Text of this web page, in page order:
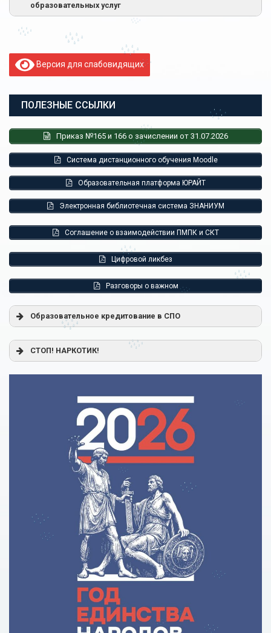
Режим учебных занятий
образовательных услуг
Версия для слабовидящих
ПОЛЕЗНЫЕ ССЫЛКИ
Приказ №165 и 166 о зачислении от 31.07.2026
Система дистанционного обучения Moodle
Образовательная платформа ЮРАЙТ
Электронная библиотечная система ЗНАНИУМ
Соглашение о взаимодействии ПМПК и СКТ
Цифровой ликбез
Разговоры о важном
Образовательное кредитование в СПО
Постановление Правительства РФ от 17.11.2025 г. № 1824
«О государственной поддержке образовательного
кредитования»
р
Образовательное кредитование: пособие для студентов
Кредит на образование с господдержкой
Причины для изменения условий по образовательному
кредиту
СТОП! НАРКОТИК!
Сделай правильный выбор